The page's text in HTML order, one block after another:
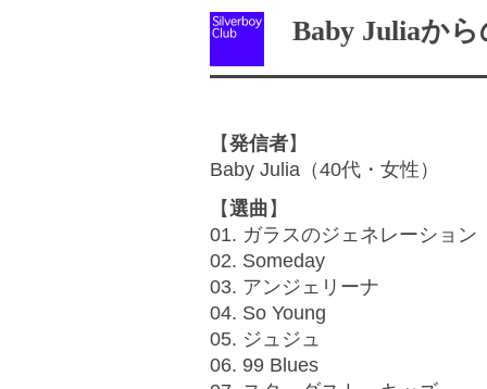
Baby Juliaから
【発信者】
Baby Julia（40代・女性）
【選曲 】
01. ガラスのジェネレーション
02. Someday
03. アンジェリーナ
04. So Young
05. ジュジュ
06. 99 Blues